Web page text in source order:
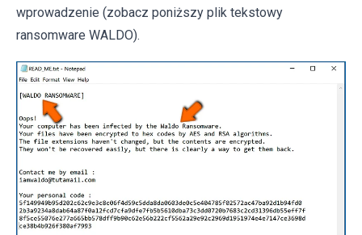
wprowadzenie (zobacz poniższy plik tekstowy
ransomware WALDO).